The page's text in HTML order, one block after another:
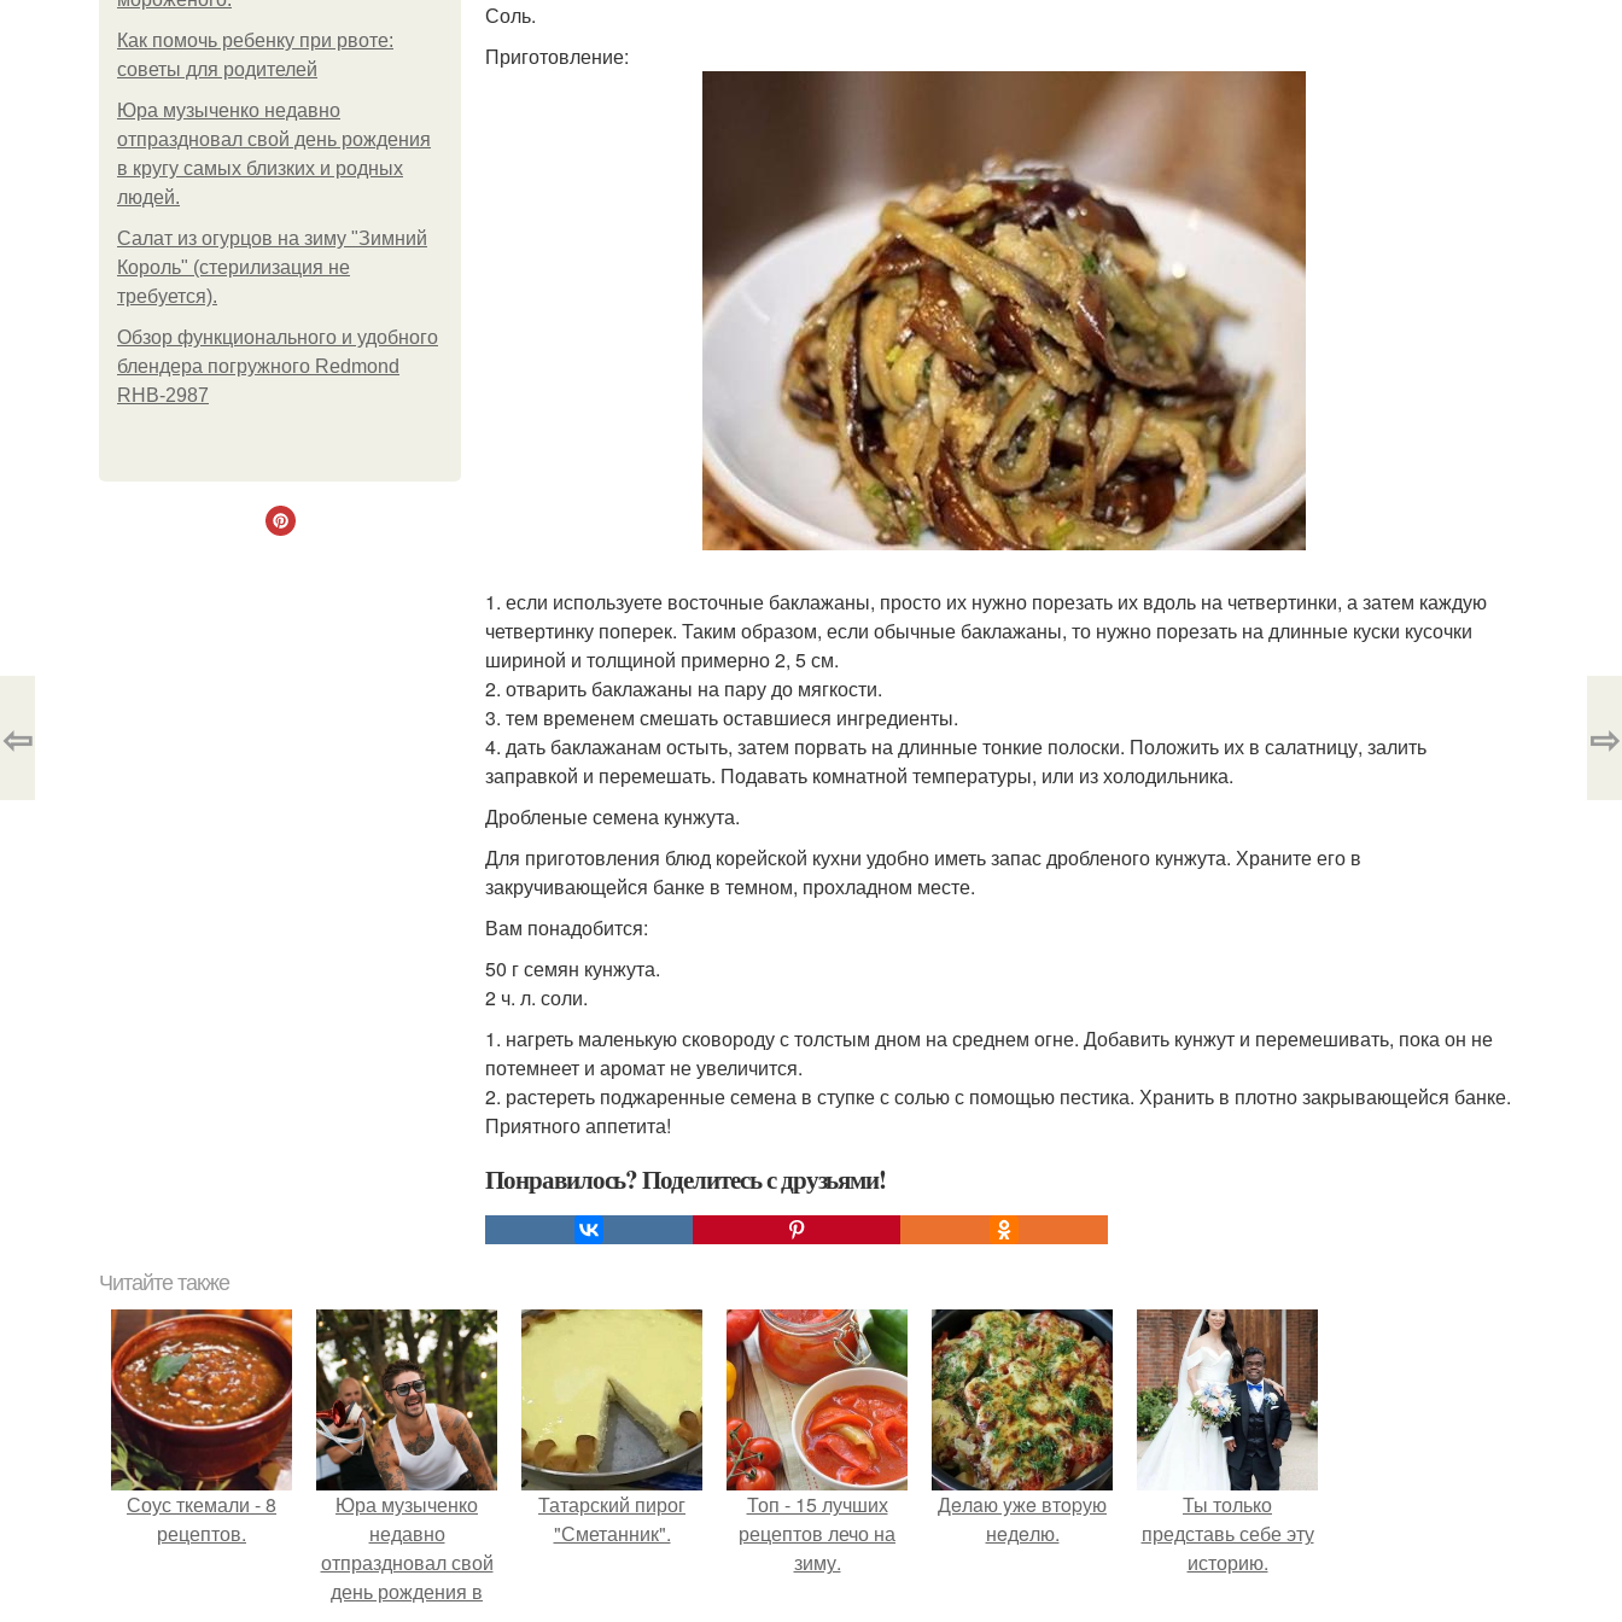
Как помочь ребенку при рвоте:
советы для родителей
Юра музыченко недавно
отпраздновал свой день рождения
в кругу самых близких и родных
людей.
Салат из огурцов на зиму "Зимний
Король" (стерилизация не
требуется).
Обзор функционального и удобного
блендера погружного Redmond
RHB-2987
Соль.
Приготовление:
1. если используете восточные баклажаны, просто их нужно порезать их вдоль на четвертинки, а затем каждую
четвертинку поперек. Таким образом, если обычные баклажаны, то нужно порезать на длинные куски кусочки
шириной и толщиной примерно 2, 5 см.
2. отварить баклажаны на пару до мягкости.
3. тем временем смешать оставшиеся ингредиенты.
4. дать баклажанам остыть, затем порвать на длинные тонкие полоски. Положить их в салатницу, залить
заправкой и перемешать. Подавать комнатной температуры, или из холодильника.
Дробленые семена кунжута.
Для приготовления блюд корейской кухни удобно иметь запас дробленого кунжута. Храните его в
закручивающейся банке в темном, прохладном месте.
Вам понадобится:
50 г семян кунжута.
2 ч. л. соли.
1. нагреть маленькую сковороду с толстым дном на среднем огне. Добавить кунжут и перемешивать, пока он не
потемнеет и аромат не увеличится.
2. растереть поджаренные семена в ступке с солью с помощью пестика. Хранить в плотно закрывающейся банке.
Приятного аппетита!
Понравилось? Поделитесь с друзьями!
⇦ ⇨
Читайте также
Соус ткемали - 8
рецептов.
Юра музыченко
недавно
отпраздновал свой
день рождения в
Татарский пирог
"Сметанник".
Топ - 15 лучших
рецептов лечо на
зиму.
Дeлaю yжe втopую
нeдeлю.
Ты только
представь себе эту
историю.